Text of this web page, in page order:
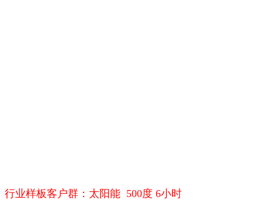
行业样板客户群：太阳能 500度 6小时